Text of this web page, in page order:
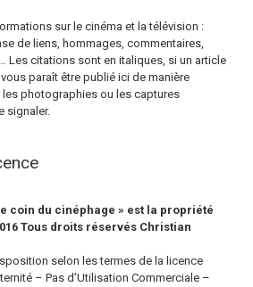
sur le cinéma et la télévision :
de liens, hommages, commentaires,
Les citations sont en italiques, si un article
paraît être publié ici de manière
les photographies ou les captures
signaler.
coin du cinéphage » est la propriété
Tous droits réservés Christian
selon les termes de la licence
– Pas d’Utilisation Commerciale –